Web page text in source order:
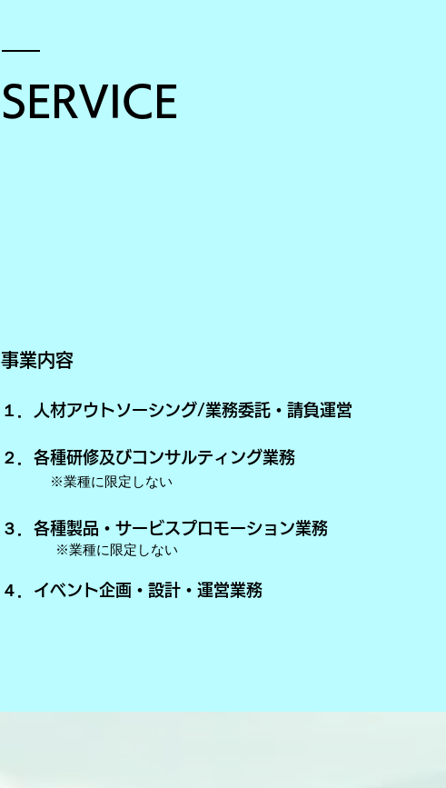
SERVICE
事業内容
１．人材アウ トソーシング/業務委託・請負運営
２．各種研修及びコンサルティング業務
※業種に限定しない
３．各種製品・サービスプロモーション業務
※業種に限定しない
４． イベント企画・設計・運営業務